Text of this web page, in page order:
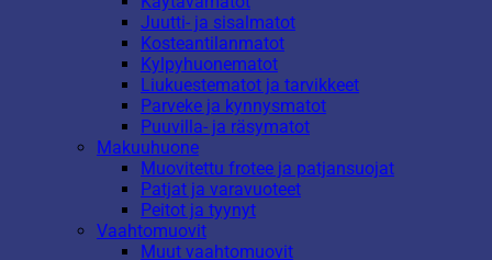
Juutti- ja sisalmatot
Kosteantilanmatot
Kylpyhuonematot
Liukuestematot ja tarvikkeet
Parveke ja kynnysmatot
Puuvilla- ja räsymatot
Makuuhuone
Muovitettu frotee ja patjansuojat
Patjat ja varavuoteet
Peitot ja tyynyt
Vaahtomuovit
Muut vaahtomuovit